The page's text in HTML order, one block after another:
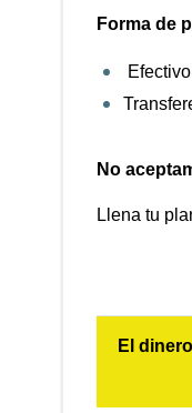
Forma de
Efectivo
No
Llena tu
El